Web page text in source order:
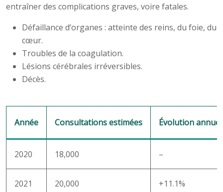
entraîner des complications graves, voire fatales.
Défaillance d’organes : atteinte des reins, du foie, du
cœur.
Troubles de la coagulation.
Lésions cérébrales irréversibles.
Décès.
Année Consultations estimées Évolution
2020 18,000 –
2021 20,000 +11.1%